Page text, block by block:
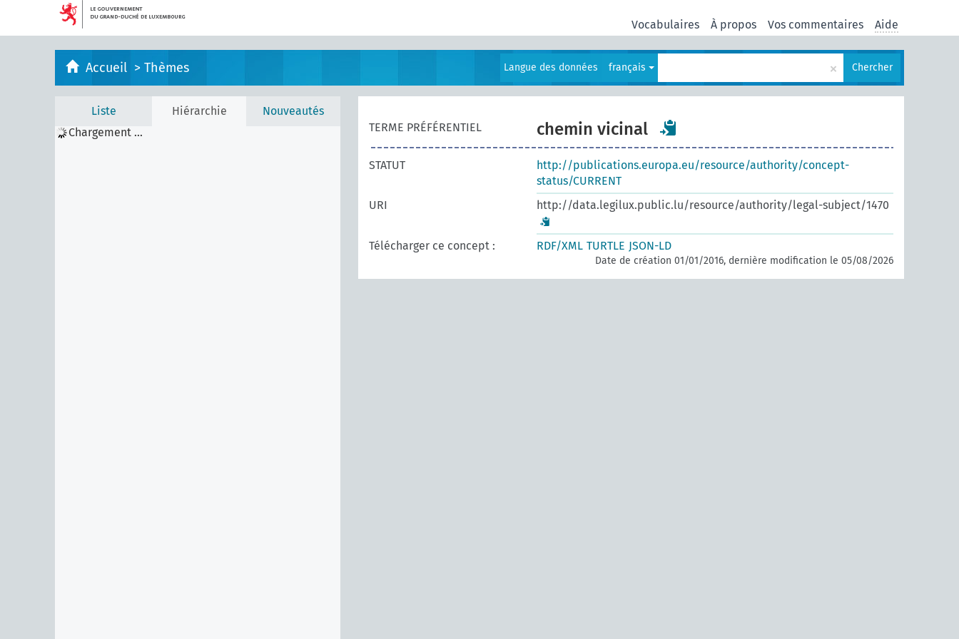
Vocabulaires À propos Vos commentaires Aide
Accueil > Thèmes Langue des données français × Chercher
Liste Hiérarchie
Nouveautés
Chargement ...
TERME PRÉFÉRENTIEL chemin vicinal
STATUT
http://publications.europa.eu/resource/authority/concept-
status/CURRENT
URI
http://data.legilux.public.lu/resource/authority/legal-subject/1470
Télécharger ce concept : RDF/XML TURTLE JSON-LD
Date de création 01/01/2016, dernière modification le 05/08/2026